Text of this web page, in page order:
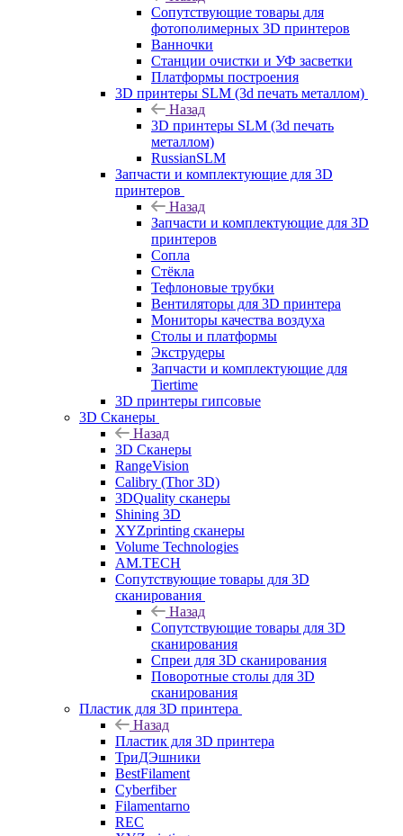
Сопутствующие товары для
фотополимерных 3D принтеров
Ванночки
Станции очистки и УФ засветки
Платформы построения
3D принтеры SLM (3d печать металлом)
Назад
3D принтеры SLM (3d печать
металлом)
RussianSLM
Запчасти и комплектующие для 3D
принтеров
Назад
Запчасти и комплектующие для 3D
принтеров
Сопла
Cтёкла
Тефлоновые трубки
Вентиляторы для 3D принтера
Мониторы качества воздуха
Столы и платформы
Экструдеры
Запчасти и комплектующие для
Tiertime
3D принтеры гипсовые
3D Сканеры
Назад
3D Сканеры
RangeVision
Calibry (Thor 3D)
3DQuality сканеры
Shining 3D
XYZprinting сканеры
Volume Technologies
AM.TECH
Сопутствующие товары для 3D
сканирования
Назад
Сопутствующие товары для 3D
сканирования
Спреи для 3D сканирования
Поворотные столы для 3D
сканирования
Пластик для 3D принтера
Назад
Пластик для 3D принтера
ТриДЭшники
BestFilament
Cyberfiber
Filamentarno
REC